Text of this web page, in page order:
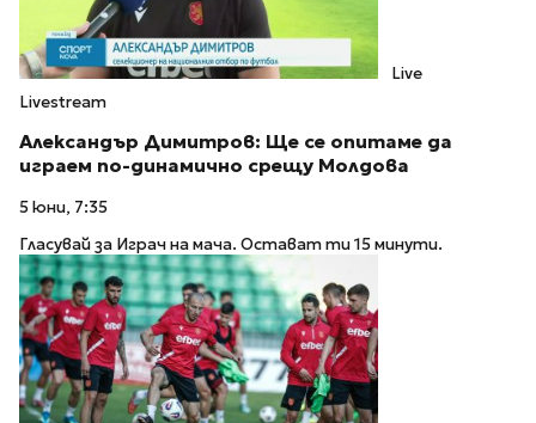
Live
Livestream
Александър Димитров: Ще се опитаме да
играем по-динамично срещу Молдова
5 юни, 7:35
Гласувай за Играч на мача. Остават ти 15 минути.